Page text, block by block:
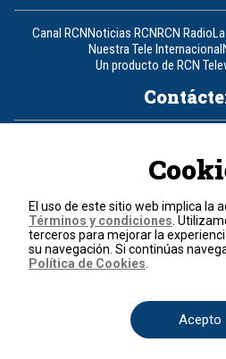
Canal RCN Noticias RCN RCN Radio
Nuestra Tele Internacional
Un producto de RCN
Política de
Términos y
© 2026, RCN
Todos los derechos
El uso de este sitio web implica la
Términos y condiciones .
terceros para mejorar la
su navegación. Si continúas
Política de Cookies
Acepto